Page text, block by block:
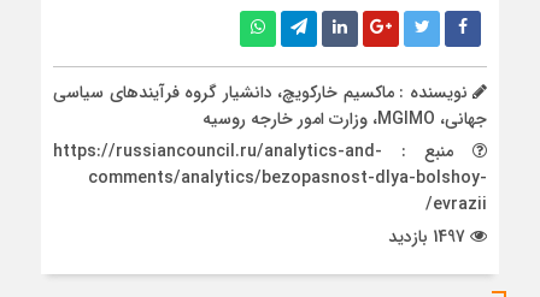
نویسنده : ماکسیم خارکویچ، دانشیار گروه فرآیندهای سیاسی
جهانی، MGIMO، وزارت امور خارجه روسیه
منبع : https://russiancouncil.ru/analytics-and-
comments/analytics/bezopasnost-dlya-bolshoy-
evrazii/